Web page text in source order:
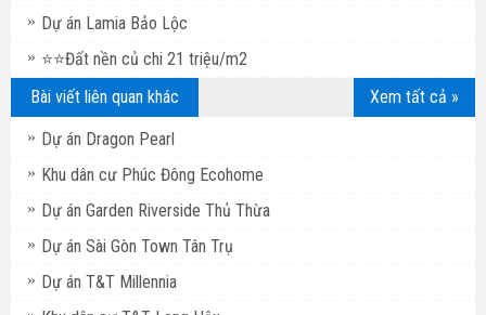
Dự án Lamia Bảo Lộc
⭐⭐Đất nền củ chi 21 triệu/m2
Xem tất cả »
Bài viết liên quan khác
Dự án Dragon Pearl
Khu dân cư Phúc Đông Ecohome
Dự án Garden Riverside Thủ Thừa
Dự án Sài Gòn Town Tân Trụ
Dự án T&T Millennia